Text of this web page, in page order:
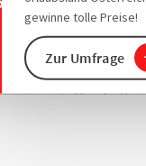
gewinne tolle Preise!
Zur Umfrage
führender
bietet eine breite
wie Hunde,
hochwertiges